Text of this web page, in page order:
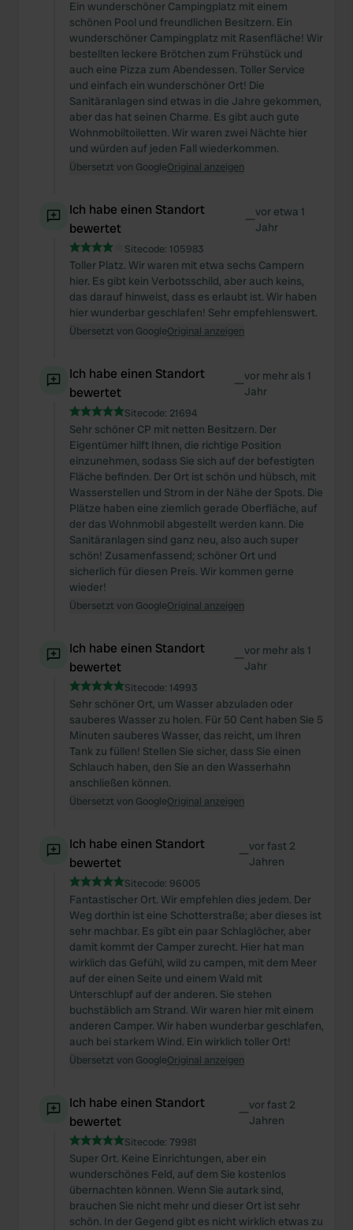
Ein wunderschöner Campingplatz mit einem
schönen Pool und freundlichen Besitzern. Ein
wunderschöner Campingplatz mit Rasenfläche! Wir
bestellten leckere Brötchen zum Frühstück und
auch eine Pizza zum Abendessen. Toller Service
und einfach ein wunderschöner Ort! Die
Sanitäranlagen sind etwas in die Jahre gekommen,
aber das hat seinen Charme. Es gibt auch gute
Wohnmobiltoiletten. Wir waren zwei Nächte hier
und würden auf jeden Fall wiederkommen.
Übersetzt von GoogleOriginal anzeigen
Ich habe einen Standort
bewertet
—vor etwa 1
Jahr
Sitecode: 105983
Toller Platz. Wir waren mit etwa sechs Campern
hier. Es gibt kein Verbotsschild, aber auch keins,
das darauf hinweist, dass es erlaubt ist. Wir haben
hier wunderbar geschlafen! Sehr empfehlenswert.
Übersetzt von GoogleOriginal anzeigen
Ich habe einen Standort
bewertet
—vor mehr als 1
Jahr
Sitecode: 21694
Sehr schöner CP mit netten Besitzern. Der
Eigentümer hilft Ihnen, die richtige Position
einzunehmen, sodass Sie sich auf der befestigten
Fläche befinden. Der Ort ist schön und hübsch, mit
Wasserstellen und Strom in der Nähe der Spots. Die
Plätze haben eine ziemlich gerade Oberfläche, auf
der das Wohnmobil abgestellt werden kann. Die
Sanitäranlagen sind ganz neu, also auch super
schön! Zusamenfassend; schöner Ort und
sicherlich für diesen Preis. Wir kommen gerne
wieder!
Übersetzt von GoogleOriginal anzeigen
Ich habe einen Standort
bewertet
—vor mehr als 1
Jahr
Sitecode: 14993
Sehr schöner Ort, um Wasser abzuladen oder
sauberes Wasser zu holen. Für 50 Cent haben Sie 5
Minuten sauberes Wasser, das reicht, um Ihren
Tank zu füllen! Stellen Sie sicher, dass Sie einen
Schlauch haben, den Sie an den Wasserhahn
anschließen können.
Übersetzt von GoogleOriginal anzeigen
Ich habe einen Standort
bewertet
—vor fast 2
Jahren
Sitecode: 96005
Fantastischer Ort. Wir empfehlen dies jedem. Der
Weg dorthin ist eine Schotterstraße; aber dieses ist
sehr machbar. Es gibt ein paar Schlaglöcher, aber
damit kommt der Camper zurecht. Hier hat man
wirklich das Gefühl, wild zu campen, mit dem Meer
auf der einen Seite und einem Wald mit
Unterschlupf auf der anderen. Sie stehen
buchstäblich am Strand. Wir waren hier mit einem
anderen Camper. Wir haben wunderbar geschlafen,
auch bei starkem Wind. Ein wirklich toller Ort!
Übersetzt von GoogleOriginal anzeigen
Ich habe einen Standort
bewertet
—vor fast 2
Jahren
Sitecode: 79981
Super Ort. Keine Einrichtungen, aber ein
wunderschönes Feld, auf dem Sie kostenlos
übernachten können. Wenn Sie autark sind,
brauchen Sie nicht mehr und dieser Ort ist sehr
schön. In der Gegend gibt es nicht wirklich etwas zu